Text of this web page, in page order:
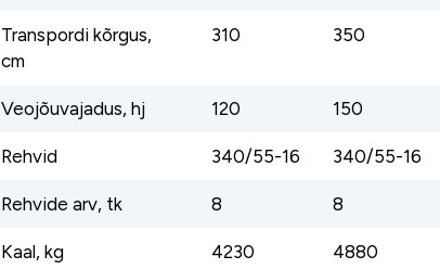
Transpordi kõrgus,
cm
310 350
Veojõuvajadus, hj 120 150
Rehvid 340/55-16 340/55-16
Rehvide arv, tk 8 8
Kaal, kg 4230 4880